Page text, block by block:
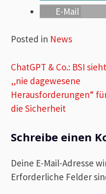
E-Mail
Posted in News
ChatGPT & Co.: BSI sieht
„nie dagewesene
Herausforderungen“
die Sicherheit
Schreibe einen
Deine E-Mail-Adresse
Erforderliche Felder